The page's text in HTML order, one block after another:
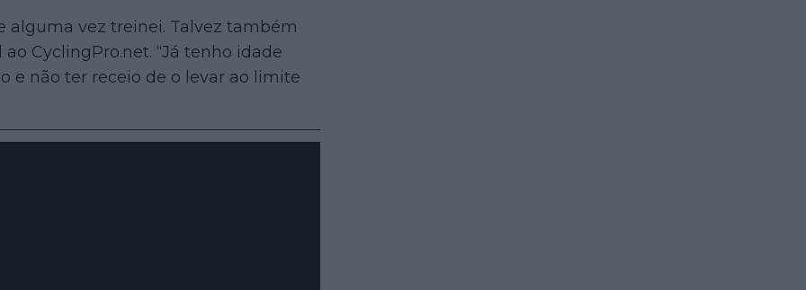
alguma vez treinei. Talvez também
CyclingPro.net. “Já tenho idade
e não ter receio de o levar ao limite